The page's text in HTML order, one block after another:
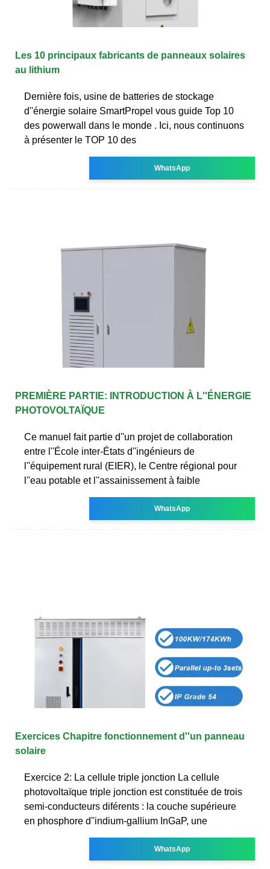
Les 10 principaux fabricants de panneaux solaires
au lithium
Dernière fois, usine de batteries de stockage
d''énergie solaire SmartPropel vous guide Top 10
des powerwall dans le monde . Ici, nous continuons
à présenter le TOP 10 des
WhatsApp
PREMIÈRE PARTIE: INTRODUCTION À L''ÉNERGIE
PHOTOVOLTAÏQUE
Ce manuel fait partie d''un projet de collaboration
entre l''École inter-États d''ingénieurs de
l''équipement rural (EIER), le Centre régional pour
l''eau potable et l''assainissement à faible
WhatsApp
Exercices Chapitre fonctionnement d''un panneau
solaire
Exercice 2: La cellule triple jonction La cellule
photovoltaïque triple jonction est constituée de trois
semi-conducteurs diférents : la couche supérieure
en phosphore d''indium-gallium InGaP, une
WhatsApp